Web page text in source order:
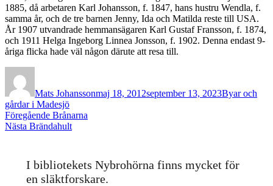
1885, då arbetaren Karl Johansson, f. 1847, hans hustru Wendla, f.
samma år, och de tre barnen Jenny, Ida och Matilda reste till USA.
År 1907 utvandrade hemmansägaren Karl Gustaf Fransson, f. 1874,
och 1911 Helga Ingeborg Linnea Jonsson, f. 1902. Denna endast 9-
åriga flicka hade väl någon därute att resa till.
Mats Johanssonmaj 18, 2012september 13, 2023Byar och
gårdar i Madesjö
Inläggsnavigering
Föregående Föregående
inlägg:
Brånarna
Nästa Nästa
Brändahult
I bibliotekets Nybrohörna finns mycket för
en släktforskare.